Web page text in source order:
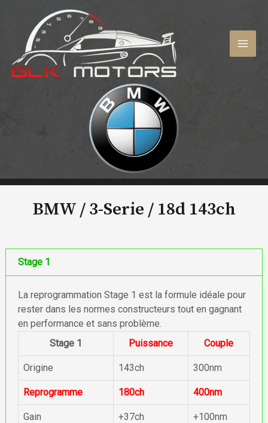
contenu
BMW / 3-Serie / 18d 143ch
Stage 1
La reprogrammation Stage 1 est la formule idéale pour
rester dans les normes constructeurs tout en gagnant
en performance et sans problème.
Stage 1
Puissance Couple
Origine 143ch 300nm
Reprogramme 180ch 400nm
Gain +37ch +100nm